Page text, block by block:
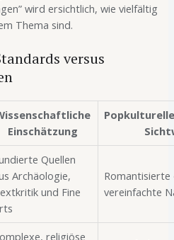
wird ersichtlich, wie vielfältig
Thema sind.
versus
Einschätzung
Quellen
Archäologie,
und Fine
vereinfachte
religiöse